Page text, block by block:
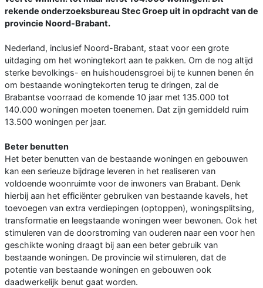
rekende onderzoeksbureau Stec Groep uit in opdracht van de
provincie Noord-Brabant.
Nederland, inclusief Noord-Brabant, staat voor een grote
uitdaging om het woningtekort aan te pakken. Om de nog altijd
sterke bevolkings- en huishoudensgroei bij te kunnen benen én
om bestaande woningtekorten terug te dringen, zal de
Brabantse voorraad de komende 10 jaar met 135.000 tot
140.000 woningen moeten toenemen. Dat zijn gemiddeld ruim
13.500 woningen per jaar.
Beter benutten
Het beter benutten van de bestaande woningen en gebouwen
kan een serieuze bijdrage leveren in het realiseren van
voldoende woonruimte voor de inwoners van Brabant. Denk
hierbij aan het efficiënter gebruiken van bestaande kavels, het
toevoegen van extra verdiepingen (optoppen), woningsplitsing,
transformatie en leegstaande woningen weer bewonen. Ook het
stimuleren van de doorstroming van ouderen naar een voor hen
geschikte woning draagt bij aan een beter gebruik van
bestaande woningen. De provincie wil stimuleren, dat de
potentie van bestaande woningen en gebouwen ook
daadwerkelijk benut gaat worden.